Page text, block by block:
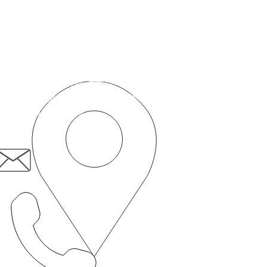
৫০সি রমফোর্ড রোড, স্ট্রাটফোর্ড,
patient.first@nhs.net সম্পর্কে
০২০ ৮৫১৯ ৩৬০৬